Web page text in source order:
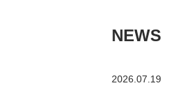
NEWS
2026.07.19